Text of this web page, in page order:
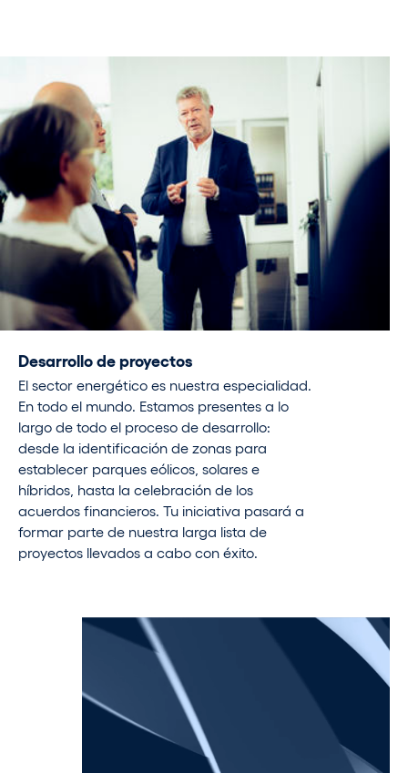
Desarrollo de proyectos
El sector energético es nuestra especialidad.
En todo el mundo. Estamos presentes a lo
largo de todo el proceso de desarrollo:
desde la identificación de zonas para
establecer parques eólicos, solares e
híbridos, hasta la celebración de los
acuerdos financieros. Tu iniciativa pasará a
formar parte de nuestra larga lista de
proyectos llevados a cabo con éxito.